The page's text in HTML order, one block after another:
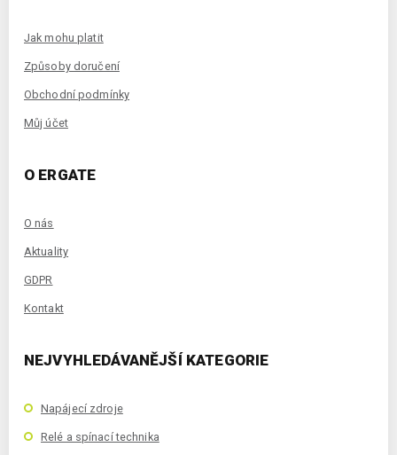
Jak mohu platit
Způsoby doručení
Obchodní podmínky
Můj účet
O ERGATE
O nás
Aktuality
GDPR
Kontakt
NEJVYHLEDÁVANĚJŠÍ KATEGORIE
Napájecí zdroje
Relé a spínací technika